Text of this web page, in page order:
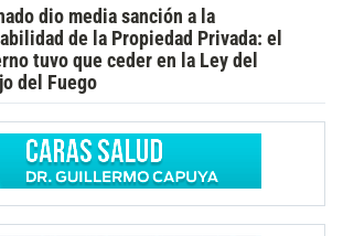
dio media sanción a la
de la Propiedad Privada: el
tuvo que ceder en la Ley del
del Fuego